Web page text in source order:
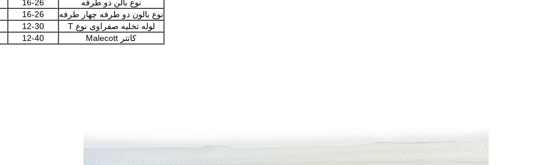
نوع بالن دو طرفه
16-26
نوع بالون دو طرفه چهار طرفه
16-26
لوله تخلیه صفراوی نوع T
12-30
کاتتر Malecott
12-40